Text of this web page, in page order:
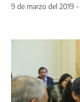
9 de marzo del 2019 -